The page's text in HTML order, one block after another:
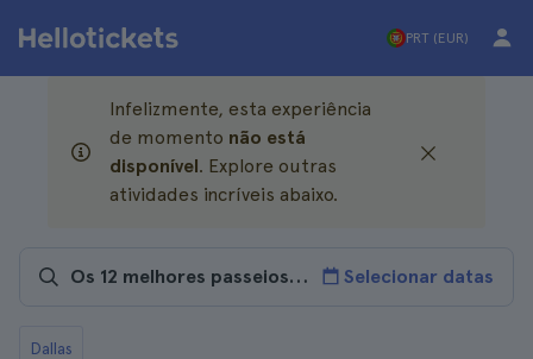
PRT (EUR)
Infelizmente, esta experiência
de momento não está
disponível. Explore outras
atividades incríveis abaixo.
Selecionar datas
Dallas